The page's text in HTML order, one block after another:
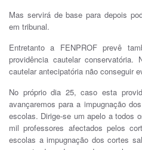
Mas servirá de base para depois
em tribunal.
Entretanto a FENPROF prevê
providência cautelar
cautelar antecipatória não conseguir
No próprio dia 25, caso esta
avançaremos para a impugnação
escolas. Dirige-se um apelo a todos
mil professores afectados pelos
escolas a impugnação dos cortes